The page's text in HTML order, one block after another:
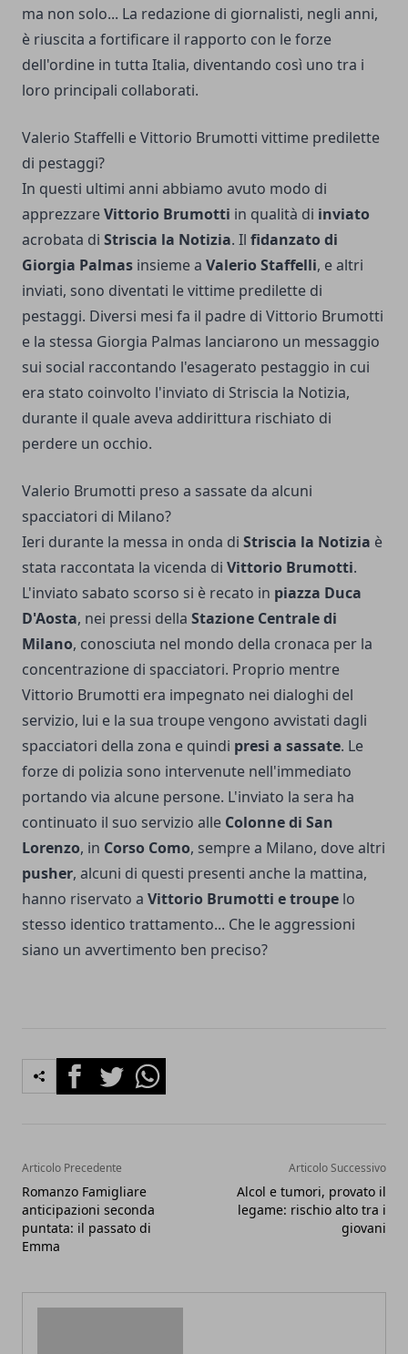
ma non solo... La redazione di giornalisti, negli anni,
è riuscita a fortificare il rapporto con le forze
dell'ordine in tutta Italia, diventando così uno tra i
loro principali collaborati.
Valerio Staffelli e Vittorio Brumotti vittime predilette
di pestaggi?
In questi ultimi anni abbiamo avuto modo di
apprezzareVittorio Brumotti in qualità di inviato
acrobata di Striscia la Notizia. Il fidanzato di
Giorgia Palmas insieme a Valerio Staffelli, e altri
inviati, sono diventati le vittime predilette di
pestaggi. Diversi mesi fa il padre di Vittorio Brumotti
e la stessa Giorgia Palmas lanciarono un messaggio
sui social raccontando l'esagerato pestaggio in cui
era stato coinvolto l'inviato di Striscia la Notizia,
durante il quale aveva addirittura rischiato di
perdere un occhio.
Valerio Brumotti preso a sassate da alcuni
spacciatori di Milano?
Ieri durante la messa in onda di Striscia la Notizia è
stata raccontata la vicenda di Vittorio Brumotti.
L'inviato sabato scorso si è recato in piazza Duca
D'Aosta, nei pressi della Stazione Centrale di
Milano, conosciuta nel mondo della cronaca per la
concentrazione di spacciatori. Proprio mentre
Vittorio Brumotti era impegnato nei dialoghi del
servizio, lui e la sua troupe vengono avvistati dagli
spacciatori della zona e quindi presi a sassate. Le
forze di polizia sono intervenute nell'immediato
portando via alcune persone. L'inviato la sera ha
continuato il suo servizio alle Colonne di San
Lorenzo, in Corso Como, sempre a Milano, dove altri
pusher, alcuni di questi presenti anche la mattina,
hanno riservato a Vittorio Brumotti e troupe lo
stesso identico trattamento... Che le aggressioni
siano un avvertimento ben preciso?
FacebookTwitterWhatsapp
Articolo Precedente
Romanzo Famigliare
anticipazioni seconda
puntata: il passato di
Emma
Articolo Successivo
Alcol e tumori, provato il
legame: rischio alto tra i
giovani